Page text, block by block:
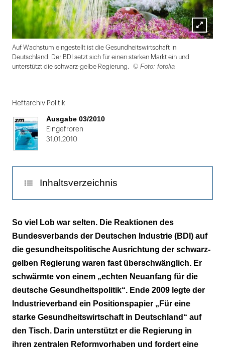
Lightbox
Auf Wachstum eingestellt ist die Gesundheitswirtschaft in
Deutschland. Der BDI setzt sich für einen starken Markt ein und
unterstützt die schwarz-gelbe Regierung.
© Foto: fotolia
1
von
2
Heftarchiv Politik
Ausgabe 03/2010
Eingefroren
31.01.2010
Inhaltsverzeichnis
Wettbewerb mit gleich langen Spießen
So viel Lob war selten. Die Reaktionen des
Bundesverbands der Deutschen Industrie (BDI) auf
die gesundheitspolitische Ausrichtung der schwarz-
gelben Regierung waren fast überschwänglich. Er
schwärmte von einem „echten Neuanfang für die
deutsche Gesundheitspolitik“. Ende 2009 legte der
Industrieverband ein Positionspapier „Für eine
starke Gesundheitswirtschaft in Deutschland“ auf
den Tisch. Darin unterstützt er die Regierung in
ihren zentralen Reformvorhaben und fordert eine